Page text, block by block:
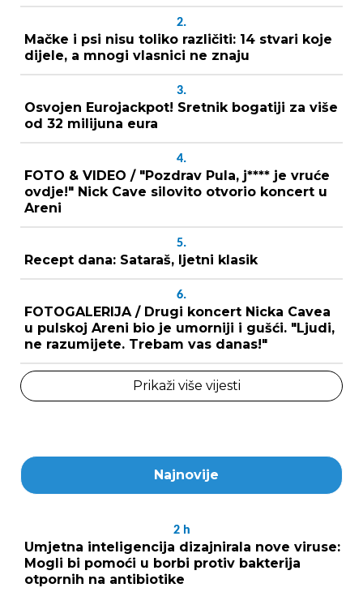
2.
Mačke i psi nisu toliko različiti: 14 stvari koje
dijele, a mnogi vlasnici ne znaju
3.
Osvojen Eurojackpot! Sretnik bogatiji za više
od 32 milijuna eura
4.
FOTO & VIDEO / "Pozdrav Pula, j**** je vruće
ovdje!" Nick Cave silovito otvorio koncert u
Areni
5.
Recept dana: Sataraš, ljetni klasik
6.
FOTOGALERIJA / Drugi koncert Nicka Cavea
u pulskoj Areni bio je umorniji i gušći. "Ljudi,
ne razumijete. Trebam vas danas!"
Prikaži više vijesti
Najnovije
2 h
Umjetna inteligencija dizajnirala nove viruse:
Mogli bi pomoći u borbi protiv bakterija
otpornih na antibiotike